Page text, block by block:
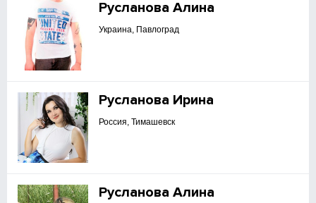
Русланова Алина
Украина, Павлоград
Русланова Ирина
Россия, Тимашевск
Русланова Алина